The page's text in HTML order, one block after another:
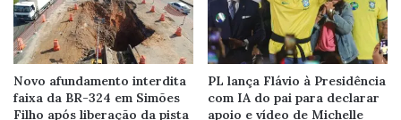
Novo afundamento interdita
faixa da BR-324 em Simões
Filho após liberação da pista
PL lança Flávio à Presidência
com IA do pai para declarar
apoio e vídeo de Michelle